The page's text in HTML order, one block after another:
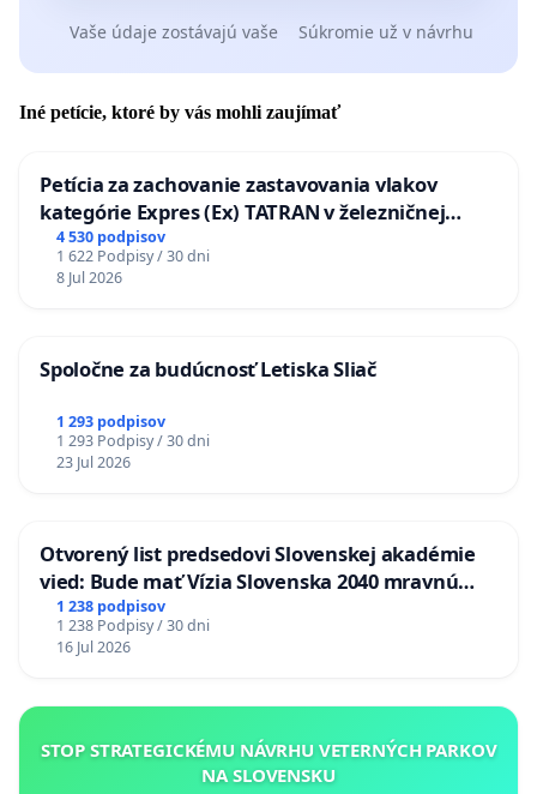
Vaše údaje zostávajú vaše Súkromie už v návrhu
Iné petície, ktoré by vás mohli zaujímať
Petícia za zachovanie zastavovania vlakov
kategórie Expres (Ex) TATRAN v železničnej
stanici Púchov
4 530 podpisov
1 622 Podpisy / 30 dni
8 Jul 2026
Spoločne za budúcnosť Letiska Sliač
1 293 podpisov
1 293 Podpisy / 30 dni
23 Jul 2026
Otvorený list predsedovi Slovenskej akadémie
vied: Bude mať Vízia Slovenska 2040 mravnú
chrbticu?
1 238 podpisov
1 238 Podpisy / 30 dni
16 Jul 2026
STOP STRATEGICKÉMU NÁVRHU VETERNÝCH PARKOV
NA SLOVENSKU